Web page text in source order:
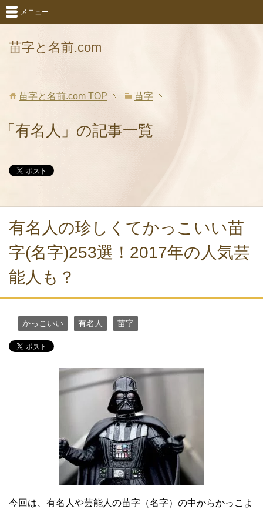
苗字と名前.com
メニュー
苗字と名前.com TOP 苗字
「有名人」の記事一覧
有名人の珍しくてかっこいい苗
字(名字)253選！2017年の人気芸
能人も？
かっこいい 有名人 苗字
今回は、有名人や芸能人の苗字（名字）の中からかっこよ